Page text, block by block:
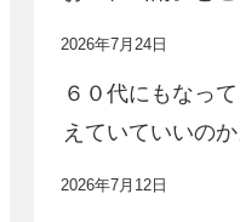
2026年7月24日
６０代にもなっ
えていていいのか
2026年7月12日